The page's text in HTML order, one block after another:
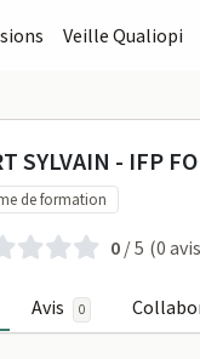
Veille Qualiopi
SYLVAIN - IFP
de formation
0 / 5 (0
Avis 0